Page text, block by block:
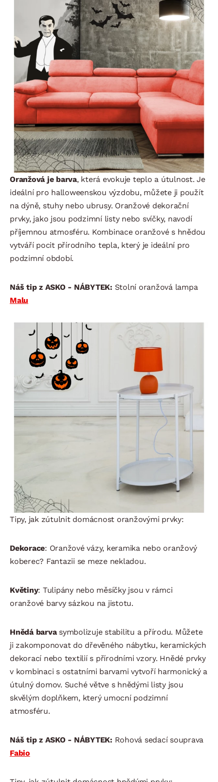
Oranžová je barva, která evokuje teplo a útulnost. Je
ideální pro halloweenskou výzdobu, můžete ji použít
na dýně, stuhy nebo ubrusy. Oranžové dekorační
prvky, jako jsou podzimní listy nebo svíčky, navodí
příjemnou atmosféru. Kombinace oranžové s hnědou
vytváří pocit přírodního tepla, který je ideální pro
podzimní období.
Náš tip z ASKO - NÁBYTEK: Stolní oranžová lampa
Malu
Tipy, jak zútulnit domácnost oranžovými prvky:
Dekorace: Oranžové vázy, keramika nebo oranžový
koberec? Fantazii se meze nekladou.
Květiny: Tulipány nebo měsíčky jsou v rámci
oranžové barvy sázkou na jistotu.
Hnědá barvasymbolizuje stabilitu a přírodu. Můžete
ji zakomponovat do dřevěného nábytku, keramických
dekorací nebo textilií s přírodními vzory. Hnědé prvky
v kombinaci s ostatními barvami vytvoří harmonický a
útulný domov. Suché větve s hnědými listy jsou
skvělým doplňkem, který umocní podzimní
atmosféru.
Náš tip z ASKO - NÁBYTEK: Rohová sedací souprava
Fabio